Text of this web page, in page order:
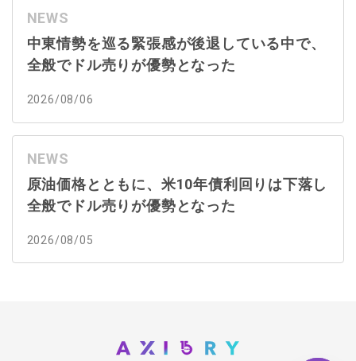
NEWS
中東情勢を巡る緊張感が後退している中で、
全般でドル売りが優勢となった
2026/08/06
NEWS
原油価格とともに、米10年債利回りは下落し
全般でドル売りが優勢となった
2026/08/05